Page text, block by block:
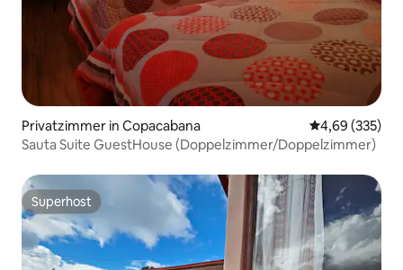
Privatzimmer in Copacabana
4,69 (335)
Sauta Suite GuestHouse (Doppelzimmer/Doppelzimmer)
Superhost
Superhost